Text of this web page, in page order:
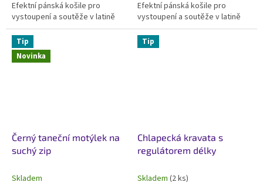
Efektní pánská košile pro
vystoupení a soutěže v latině
Efektní pánská košile pro
vystoupení a soutěže v latině
Tip
Novinka
Černý taneční motýlek na
suchý zip
Skladem
Tip
Chlapecká kravata s
regulátorem délky
Skladem (2 ks)